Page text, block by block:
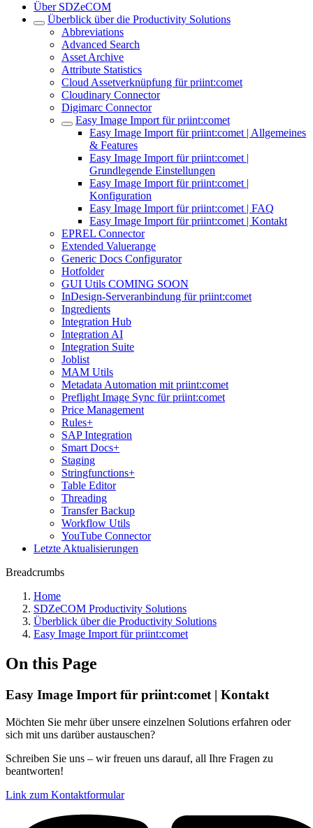
Über SDZeCOM
Überblick über die Productivity Solutions
Abbreviations
Advanced Search
Asset Archive
Attribute Statistics
Cloud Assetverknüpfung für priint:comet
Cloudinary Connector
Digimarc Connector
Easy Image Import für priint:comet
Easy Image Import für priint:comet | Allgemeines
& Features
Easy Image Import für priint:comet |
Grundlegende Einstellungen
Easy Image Import für priint:comet |
Konfiguration
Easy Image Import für priint:comet | FAQ
Easy Image Import für priint:comet | Kontakt
EPREL Connector
Extended Valuerange
Generic Docs Configurator
Hotfolder
GUI Utils COMING SOON
InDesign-Serveranbindung für priint:comet
Ingredients
Integration Hub
Integration AI
Integration Suite
Joblist
MAM Utils
Metadata Automation mit priint:comet
Preflight Image Sync für priint:comet
Price Management
Rules+
SAP Integration
Smart Docs+
Staging
Stringfunctions+
Table Editor
Threading
Transfer Backup
Workflow Utils
YouTube Connector
Letzte Aktualisierungen
Breadcrumbs
Home
SDZeCOM Productivity Solutions
Überblick über die Productivity Solutions
Easy Image Import für priint:comet
On this Page
Easy Image Import für priint:comet | Kontakt
Möchten Sie mehr über unsere einzelnen Solutions erfahren oder
sich mit uns darüber austauschen?
Schreiben Sie uns – wir freuen uns darauf, all Ihre Fragen zu
beantworten!
Link zum Kontaktformular